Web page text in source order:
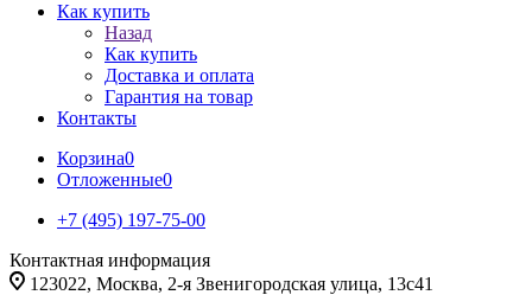
Как купить
Назад
Как купить
Доставка и оплата
Гарантия на товар
Контакты
Корзина0
Отложенные0
+7 (495) 197-75-00
Контактная информация
123022, Москва, 2-я Звенигородская улица, 13с41